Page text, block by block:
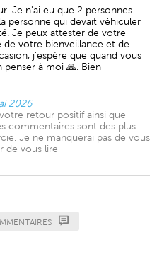
Je n'ai eu que 2 personnes
personne qui devait véhiculer
Je peux attester de votre
de votre bienveillance et de
j'espère que quand vous
penser à moi 🙏. Bien
2026
retour positif ainsi que
commentaires sont des plus
Je ne manquerai pas de vous
de vous lire